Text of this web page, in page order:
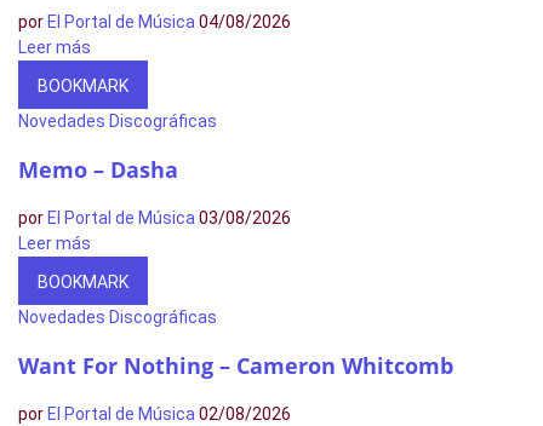
por El Portal de Música 04/08/2026
Leer más
BOOKMARK
Novedades Discográficas
Memo – Dasha
por El Portal de Música 03/08/2026
Leer más
BOOKMARK
Novedades Discográficas
Want For Nothing – Cameron Whitcomb
por El Portal de Música 02/08/2026